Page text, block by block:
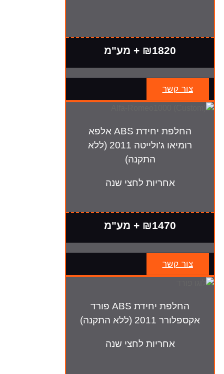
₪1820 + מע"מ
צור קשר
החלפת יחידת ABS אלפא
רומיאו ג'ולייטה 2011 (ללא
התקנה)
אחריות לחצי שנה
₪1470 + מע"מ
צור קשר
החלפת יחידת ABS פורד
אקספלורר 2011 (ללא התקנה)
אחריות לחצי שנה